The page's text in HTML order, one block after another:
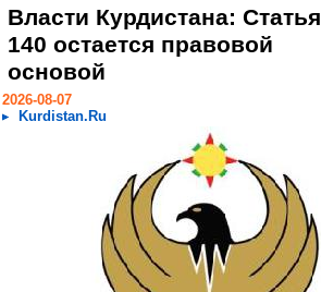
Власти Курдистана: Статья
140 остается правовой
основой
2026-08-07
Kurdistan.Ru